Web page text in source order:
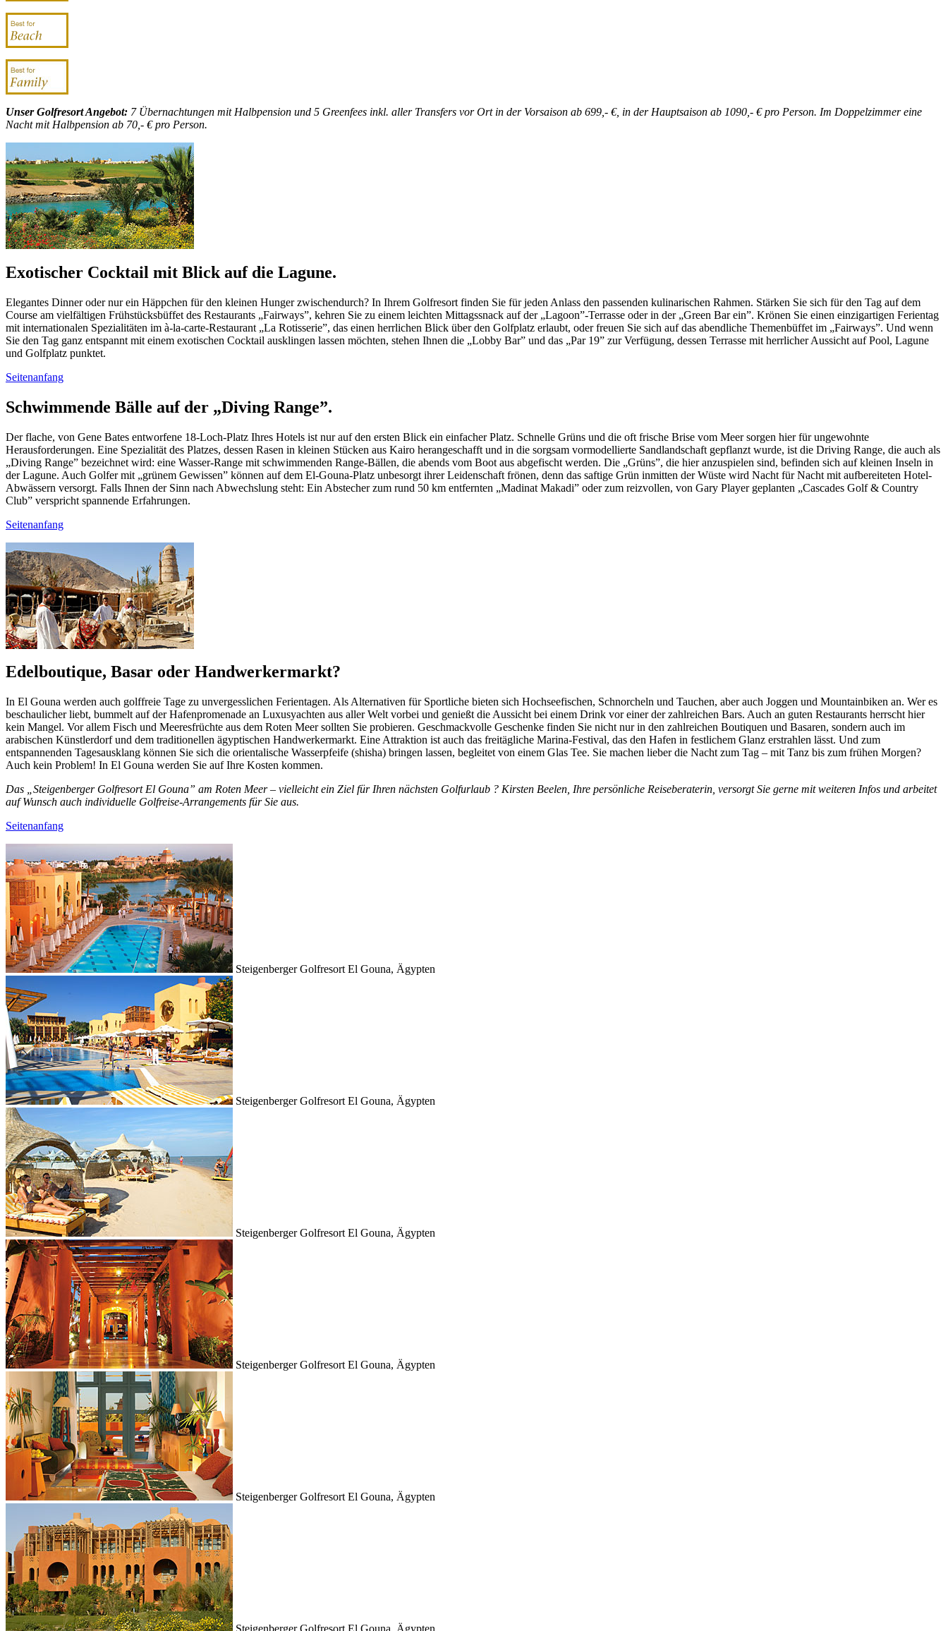
Unser Golfresort Angebot: 7 Übernachtungen mit Halbpension und 5 Greenfees inkl. aller Transfers vor Ort in der Vorsaison ab 699,- €, in der Hauptsaison ab 1090,- € pro Person. Im Doppelzimmer eine
Nacht mit Halbpension ab 70,- € pro Person.
Exotischer Cocktail mit Blick auf die Lagune.
Elegantes Dinner oder nur ein Häppchen für den kleinen Hunger zwischendurch? In Ihrem Golfresort finden Sie für jeden Anlass den passenden kulinarischen Rahmen. Stärken Sie sich für den Tag auf dem
Course am vielfältigen Frühstücksbüffet des Restaurants „Fairways”, kehren Sie zu einem leichten Mittagssnack auf der „Lagoon”-Terrasse oder in der „Green Bar ein”. Krönen Sie einen einzigartigen Ferientag
mit internationalen Spezialitäten im à-la-carte-Restaurant „La Rotisserie”, das einen herrlichen Blick über den Golfplatz erlaubt, oder freuen Sie sich auf das abendliche Themenbüffet im „Fairways”. Und wenn
Sie den Tag ganz entspannt mit einem exotischen Cocktail ausklingen lassen möchten, stehen Ihnen die „Lobby Bar” und das „Par 19” zur Verfügung, dessen Terrasse mit herrlicher Aussicht auf Pool, Lagune
und Golfplatz punktet.
Seitenanfang
Schwimmende Bälle auf der „Diving Range”.
Der flache, von Gene Bates entworfene 18-Loch-Platz Ihres Hotels ist nur auf den ersten Blick ein einfacher Platz. Schnelle Grüns und die oft frische Brise vom Meer sorgen hier für ungewohnte
Herausforderungen. Eine Spezialität des Platzes, dessen Rasen in kleinen Stücken aus Kairo herangeschafft und in die sorgsam vormodellierte Sandlandschaft gepflanzt wurde, ist die Driving Range, die auch als
„Diving Range” bezeichnet wird: eine Wasser-Range mit schwimmenden Range-Bällen, die abends vom Boot aus abgefischt werden. Die „Grüns”, die hier anzuspielen sind, befinden sich auf kleinen Inseln in
der Lagune. Auch Golfer mit „grünem Gewissen” können auf dem El-Gouna-Platz unbesorgt ihrer Leidenschaft frönen, denn das saftige Grün inmitten der Wüste wird Nacht für Nacht mit aufbereiteten Hotel-
Abwässern versorgt. Falls Ihnen der Sinn nach Abwechslung steht: Ein Abstecher zum rund 50 km entfernten „Madinat Makadi” oder zum reizvollen, von Gary Player geplanten „Cascades Golf & Country
Club” verspricht spannende Erfahrungen.
Seitenanfang
Edelboutique, Basar oder Handwerkermarkt?
In El Gouna werden auch golffreie Tage zu unvergesslichen Ferientagen. Als Alternativen für Sportliche bieten sich Hochseefischen, Schnorcheln und Tauchen, aber auch Joggen und Mountainbiken an. Wer es
beschaulicher liebt, bummelt auf der Hafenpromenade an Luxusyachten aus aller Welt vorbei und genießt die Aussicht bei einem Drink vor einer der zahlreichen Bars. Auch an guten Restaurants herrscht hier
kein Mangel. Vor allem Fisch und Meeresfrüchte aus dem Roten Meer sollten Sie probieren. Geschmackvolle Geschenke finden Sie nicht nur in den zahlreichen Boutiquen und Basaren, sondern auch im
arabischen Künstlerdorf und dem traditionellen ägyptischen Handwerkermarkt. Eine Attraktion ist auch das freitägliche Marina-Festival, das den Hafen in festlichem Glanz erstrahlen lässt. Und zum
entspannenden Tagesausklang können Sie sich die orientalische Wasserpfeife (shisha) bringen lassen, begleitet von einem Glas Tee. Sie machen lieber die Nacht zum Tag – mit Tanz bis zum frühen Morgen?
Auch kein Problem! In El Gouna werden Sie auf Ihre Kosten kommen.
Das „Steigenberger Golfresort El Gouna” am Roten Meer – vielleicht ein Ziel für Ihren nächsten Golfurlaub ? Kirsten Beelen, Ihre persönliche Reiseberaterin, versorgt Sie gerne mit weiteren Infos und arbeitet
auf Wunsch auch individuelle Golfreise-Arrangements für Sie aus.
Seitenanfang
Steigenberger Golfresort El Gouna, Ägypten
Steigenberger Golfresort El Gouna, Ägypten
Steigenberger Golfresort El Gouna, Ägypten
Steigenberger Golfresort El Gouna, Ägypten
Steigenberger Golfresort El Gouna, Ägypten